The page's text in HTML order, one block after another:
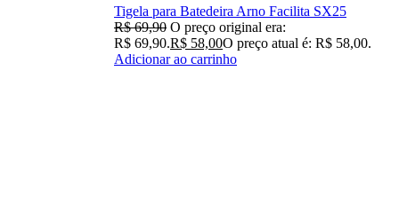
Tigela para Batedeira Arno Facilita SX25
R$69,90 O preço original era:
R$ 69,90.R$ 58,00O preço atual é: R$ 58,00.
Adicionar ao carrinho